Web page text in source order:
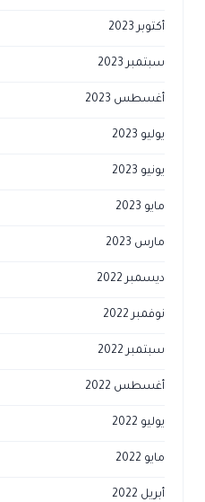
أكتوبر 2023
سبتمبر 2023
أغسطس 2023
يوليو 2023
يونيو 2023
مايو 2023
مارس 2023
ديسمبر 2022
نوفمبر 2022
سبتمبر 2022
أغسطس 2022
يوليو 2022
مايو 2022
أبريل 2022